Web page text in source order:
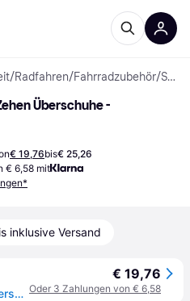
/Radfahren/Fahrradzubehör/ Schuhüberzüge
Überschuhe -
€ 19,76bis€ 25,26
€ 6,58 mit
inklusive Versand
GripGrab PACR Zehen Überschuhe - schwarz - 42
€ 19,76
Oder 3 Zahlungen von € 6,58